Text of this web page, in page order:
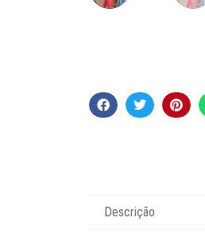
Descrição